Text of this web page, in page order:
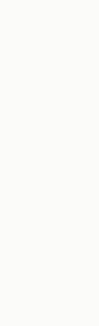
Weitere
Mercure